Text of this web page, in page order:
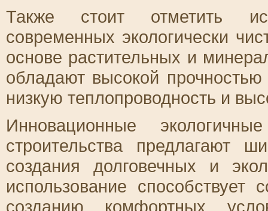
Также стоит отметить
современных экологически
основе растительных и
обладают высокой
низкую теплопроводность и
Инновационные
строительства предлагают
создания долговечных и
использование
созданию комфортных